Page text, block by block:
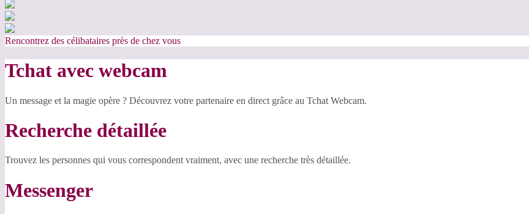
Rencontrez des célibataires près de chez vous
Tchat avec webcam
Un message et la magie opère ? Découvrez votre partenaire en direct grâce au Tchat Webcam.
Recherche détaillée
Trouvez les personnes qui vous correspondent vraiment, avec une recherche très détaillée.
Messenger